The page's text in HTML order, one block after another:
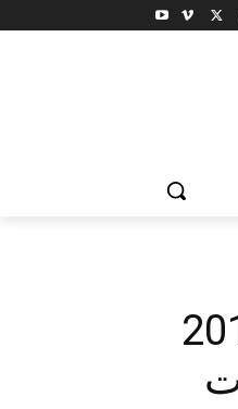
الثانوية العامة 2015